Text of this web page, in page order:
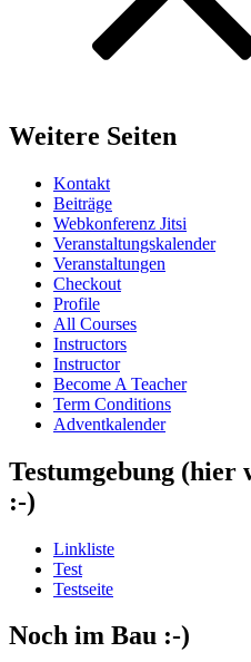
Weitere Seiten
Kontakt
Beiträge
Webkonferenz Jitsi
Veranstaltungskalender
Veranstaltungen
Checkout
Profile
All Courses
Instructors
Instructor
Become A Teacher
Term Conditions
Adventkalender
Testumgebung
:-)
Linkliste
Test
Testseite
Noch im Bau :-)